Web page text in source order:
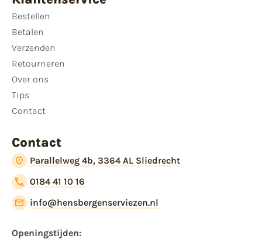
Bestellen
Betalen
Verzenden
Retourneren
Over ons
Tips
Contact
Contact
Parallelweg 4b, 3364 AL Sliedrecht
0184 41 10 16
info@hensbergenserviezen.nl
Openingstijden: